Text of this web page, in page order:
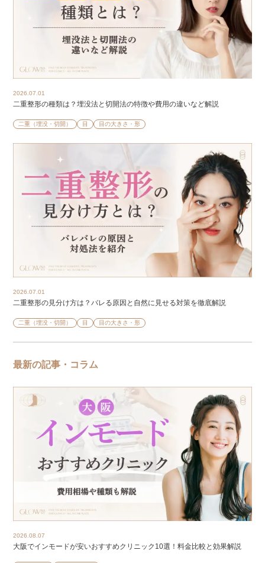
2026.07.01
二重整形の種類は？埋没法と切開法の特徴や費用の違いなど解説
二重（埋没・切開） 目 目の大きさ・形
2026.07.01
二重整形の見分け方は？バレる原因と自然に見せる対策を徹底解説
二重（埋没・切開） 目 目の大きさ・形
最新の記事・コラム
2026.08.07
大阪でインモードが安いおすすめクリニック10選！料金比較と効果解説